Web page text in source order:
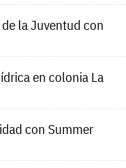
la Juventud con
en colonia La
con Summer